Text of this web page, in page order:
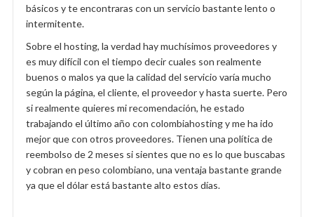
básicos y te encontraras con un servicio bastante lento o
intermitente.
Sobre el hosting, la verdad hay muchísimos proveedores y
es muy difícil con el tiempo decir cuales son realmente
buenos o malos ya que la calidad del servicio varía mucho
según la página, el cliente, el proveedor y hasta suerte. Pero
si realmente quieres mi recomendación, he estado
trabajando el último año con colombiahosting y me ha ido
mejor que con otros proveedores. Tienen una política de
reembolso de 2 meses si sientes que no es lo que buscabas
y cobran en peso colombiano, una ventaja bastante grande
ya que el dólar está bastante alto estos días.